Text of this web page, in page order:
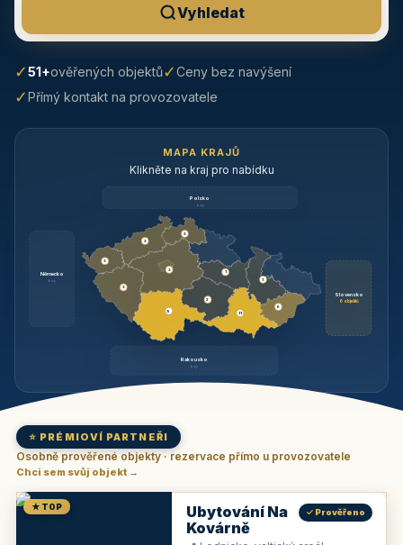
Vyhledat
✓51+ověřených objektů✓Ceny bez navýšení
✓Přímý kontakt na provozovatele
MAPA KRAJŮ
Klikněte na kraj pro nabídku
Polsko
brzy
Německo
brzy
Slovensko
6 objektů
Rakousko
brzy
3
9
3
3
3
3
1
2
11
1
6
⭐ PRÉMIOVÍ PARTNEŘI
Osobně prověřené objekty · rezervace přímo u provozovatele
Chci sem svůj objekt →
★ TOP
Ubytování Na
Kovárně
✓ Prověřeno